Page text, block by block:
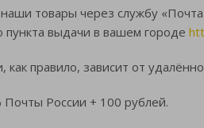
товары через службу «Почта
выдачи в вашем городе
как правило, зависит от
Почты России + 100 рублей.